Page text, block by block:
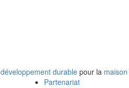
développement durable pour la maison
Partenariat